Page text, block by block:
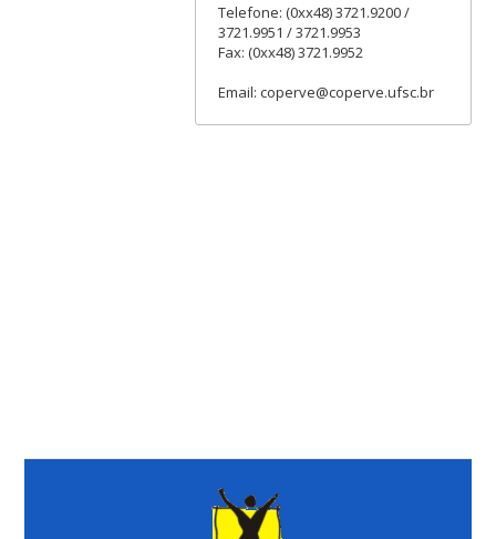
Telefone: (0xx48) 3721.9200 /
3721.9951 / 3721.9953
Fax: (0xx48) 3721.9952
Email: coperve@coperve.ufsc.br